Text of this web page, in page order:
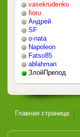
vasekrudenko
fioru
Андрей
SF
o-nata
Napoleon
Fatso85
ablahman
ЗлойПрепод
Главная страница